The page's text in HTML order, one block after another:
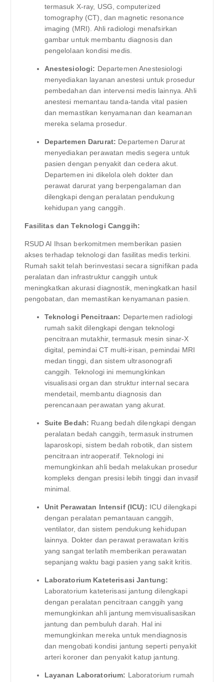
termasuk X-ray, USG, computerized
tomography (CT), dan magnetic resonance
imaging (MRI). Ahli radiologi menafsirkan
gambar untuk membantu diagnosis dan
pengelolaan kondisi medis.
Anestesiologi: Departemen Anestesiologi
menyediakan layanan anestesi untuk prosedur
pembedahan dan intervensi medis lainnya. Ahli
anestesi memantau tanda-tanda vital pasien
dan memastikan kenyamanan dan keamanan
mereka selama prosedur.
Departemen Darurat: Departemen Darurat
menyediakan perawatan medis segera untuk
pasien dengan penyakit dan cedera akut.
Departemen ini dikelola oleh dokter dan
perawat darurat yang berpengalaman dan
dilengkapi dengan peralatan pendukung
kehidupan yang canggih.
Fasilitas dan Teknologi Canggih:
RSUD Al Ihsan berkomitmen memberikan pasien
akses terhadap teknologi dan fasilitas medis terkini.
Rumah sakit telah berinvestasi secara signifikan pada
peralatan dan infrastruktur canggih untuk
meningkatkan akurasi diagnostik, meningkatkan hasil
pengobatan, dan memastikan kenyamanan pasien.
Teknologi Pencitraan: Departemen radiologi
rumah sakit dilengkapi dengan teknologi
pencitraan mutakhir, termasuk mesin sinar-X
digital, pemindai CT multi-irisan, pemindai MRI
medan tinggi, dan sistem ultrasonografi
canggih. Teknologi ini memungkinkan
visualisasi organ dan struktur internal secara
mendetail, membantu diagnosis dan
perencanaan perawatan yang akurat.
Suite Bedah: Ruang bedah dilengkapi dengan
peralatan bedah canggih, termasuk instrumen
laparoskopi, sistem bedah robotik, dan sistem
pencitraan intraoperatif. Teknologi ini
memungkinkan ahli bedah melakukan prosedur
kompleks dengan presisi lebih tinggi dan invasif
minimal.
Unit Perawatan Intensif (ICU): ICU dilengkapi
dengan peralatan pemantauan canggih,
ventilator, dan sistem pendukung kehidupan
lainnya. Dokter dan perawat perawatan kritis
yang sangat terlatih memberikan perawatan
sepanjang waktu bagi pasien yang sakit kritis.
Laboratorium Kateterisasi Jantung:
Laboratorium kateterisasi jantung dilengkapi
dengan peralatan pencitraan canggih yang
memungkinkan ahli jantung memvisualisasikan
jantung dan pembuluh darah. Hal ini
memungkinkan mereka untuk mendiagnosis
dan mengobati kondisi jantung seperti penyakit
arteri koroner dan penyakit katup jantung.
Layanan Laboratorium: Laboratorium rumah